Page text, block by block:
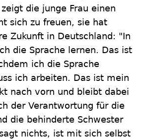
die junge Frau einen
sich zu freuen, sie hat
Zukunft in Deutschland: "In
die Sprache lernen. Das ist
ich die Sprache
ich arbeiten. Das ist mein
nach vorn und bleibt dabei
der Verantwortung für die
die behinderte Schwester
nichts, ist mit sich selbst